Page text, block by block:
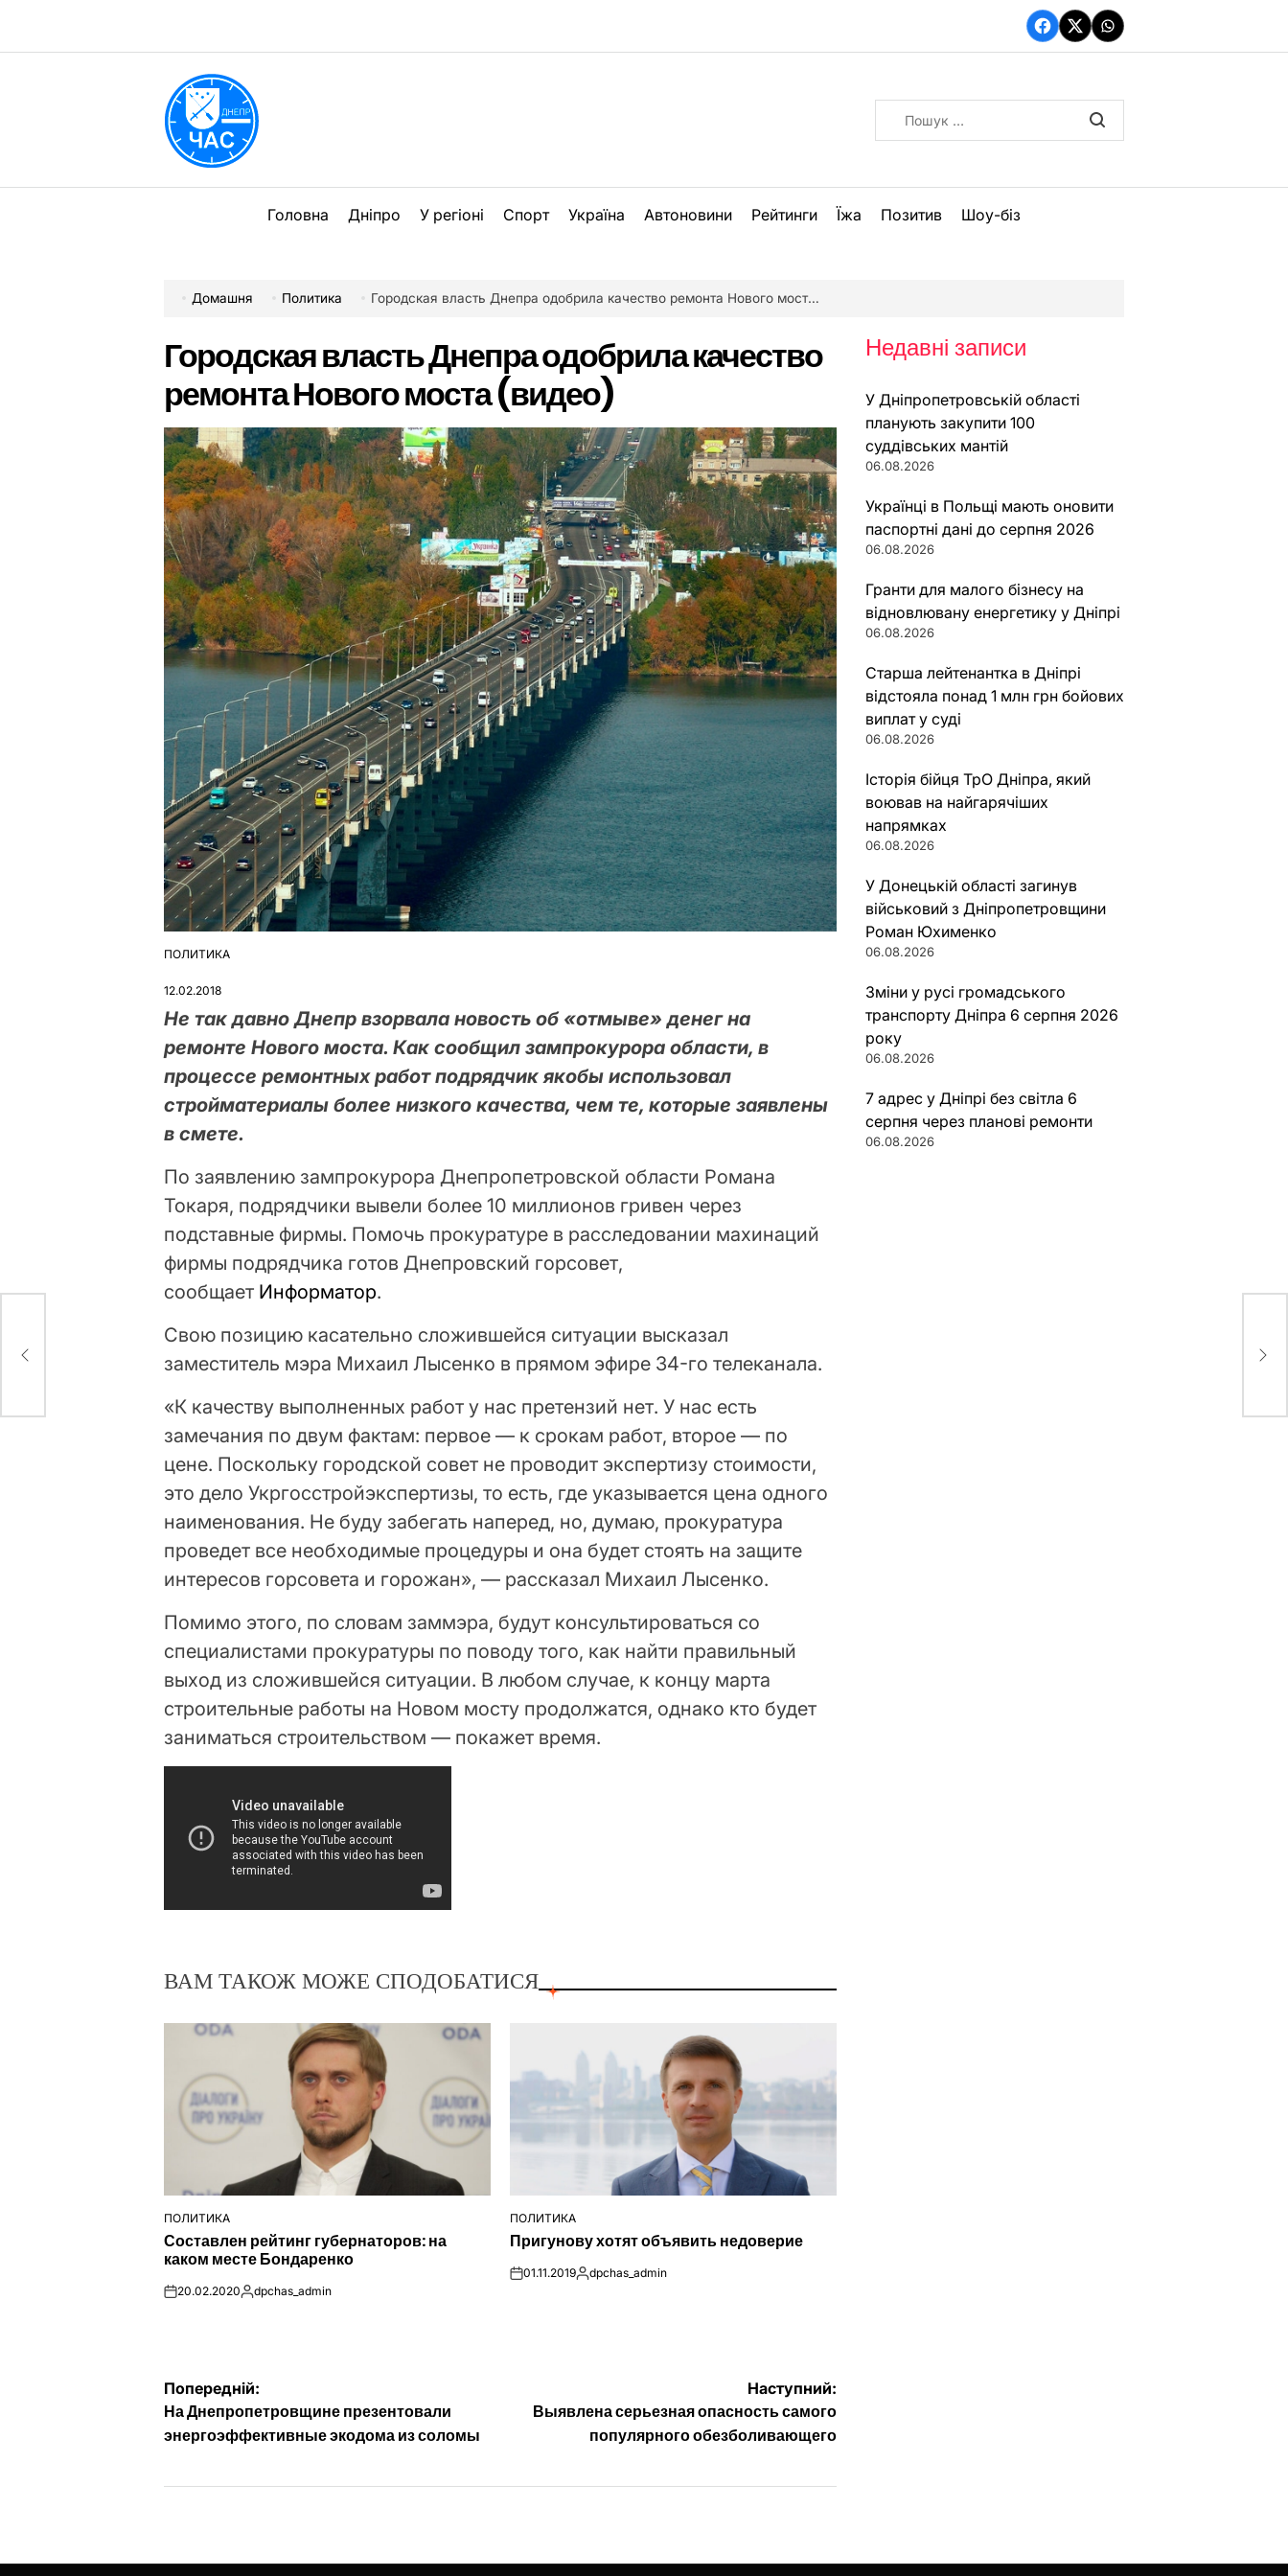
вмісту
Facebook
TwitterWhatsApp
Головна Дніпро У регіоні Спорт Україна Автоновини Рейтинги Їжа Позитив Шоу-біз
Домашня Политика Городская власть Днепра одобрила качество ремонта Нового моста (видео)
Городская власть Днепра одобрила качество
ремонта Нового моста (видео)
ОПУБЛІКУВАТИ
ПОЛИТИКА
12.02.2018
Не так давно Днепр взорвала новость об «отмыве» денег на
ремонте Нового моста. Как сообщил зампрокурора области, в
процессе ремонтных работ подрядчик якобы использовал
стройматериалы более низкого качества, чем те, которые заявлены
в смете.
По заявлению зампрокурора Днепропетровской области Романа
Токаря, подрядчики вывели более 10 миллионов гривен через
подставные фирмы. Помочь прокуратуре в расследовании махинаций
фирмы подрядчика готов Днепровский горсовет,
сообщает Информатор.
Свою позицию касательно сложившейся ситуации высказал
заместитель мэра Михаил Лысенко в прямом эфире 34-го телеканала.
«К качеству выполненных работ у нас претензий нет. У нас есть
замечания по двум фактам: первое — к срокам работ, второе — по
цене. Поскольку городской совет не проводит экспертизу стоимости,
это дело Укргосстройэкспертизы, то есть, где указывается цена одного
наименования. Не буду забегать наперед, но, думаю, прокуратура
проведет все необходимые процедуры и она будет стоять на защите
интересов горсовета и горожан», — рассказал Михаил Лысенко.
Помимо этого, по словам заммэра, будут консультироваться со
специалистами прокуратуры по поводу того, как найти правильный
выход из сложившейся ситуации. В любом случае, к концу марта
строительные работы на Новом мосту продолжатся, однако кто будет
заниматься строительством — покажет время.
ВАМ ТАКОЖ МОЖЕ СПОДОБАТИСЯ
ОПУБЛІКУВАТИ
У
ПОЛИТИКА
Составлен рейтинг губернаторов: на
каком месте Бондаренко
on20.02.2020Опубліковано
dpchas_admin
ОПУБЛІКУВАТИ
ПОЛИТИКА
Пригунову хотят объявить недоверие
on01.11.2019Опубліковано
dpchas_admin
Навігація
записів
Попередній:
На Днепропетровщине презентовали
энергоэффективные экодома из соломы
Наступний:
Выявлена серьезная опасность самого
популярного обезболивающего
Недавні записи
У Дніпропетровській області
планують закупити 100
суддівських мантій
06.08.2026
Українці в Польщі мають оновити
паспортні дані до серпня 2026
06.08.2026
Гранти для малого бізнесу на
відновлювану енергетику у Дніпрі
06.08.2026
Старша лейтенантка в Дніпрі
відстояла понад 1 млн грн бойових
виплат у суді
06.08.2026
Історія бійця ТрО Дніпра, який
воював на найгарячіших
напрямках
06.08.2026
У Донецькій області загинув
військовий з Дніпропетровщини
Роман Юхименко
06.08.2026
Зміни у русі громадського
транспорту Дніпра 6 серпня 2026
року
06.08.2026
7 адрес у Дніпрі без світла 6
серпня через планові ремонти
06.08.2026